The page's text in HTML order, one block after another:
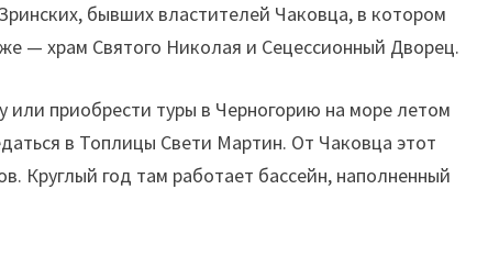
бывших властителей Чаковца, в котором
— храм Святого Николая и Сецессионный Дворец.
приобрести туры в Черногорию на море летом
в Топлицы Свети Мартин. От Чаковца этот
Круглый год там работает бассейн, наполненный